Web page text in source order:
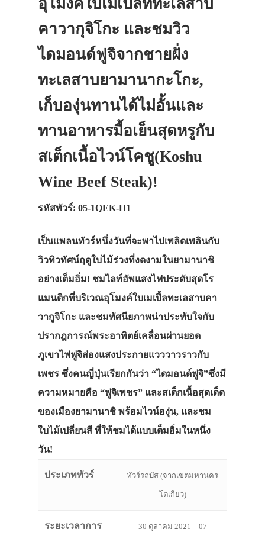
อุโมงค์ใบเมเปิ้ลที่ทะเลสาบ
คาวากุจิโกะ และชมวิว
ไดมอนด์ฟูจิจากชายฝั่ง
ทะเลสาบยามานากะโกะ,
เก็บองุ่นทานได้ไม่อั้นและ
ทานอาหารมื้อเย็นสุดหรูกับ
สเต็กเนื้อไวน์โคชู(Koshu
Wine Beef Steak)!
รหัสทัวร์: 05-1QEK-H1
เป็นแพลนทัวร์หนึ่งวันที่จะพาไปเพลิดเพลินกับ
วิวทิวทัศน์ฤดูใบไม้ร่วงที่งดงามในยามานาชิ
อย่างเต็มอิ่ม! ชมไลท์อัพแสงไฟประดับสุดโร
แมนติกที่บริเวณอุโมงค์ใบเมเปิ้ลทะเลสาบคา
วากูจิโกะ และชมทัศนียภาพน่าประทับใจกับ
ปรากฎการณ์พระอาทิตย์เคลื่อนผ่านยอด
ภูเขาไฟฟูจิส่องแสงประกายแวววาวราวกับ
เพชร ซึ่งคนญี่ปุ่นเรียกกันว่า “ไดมอนด์ฟูจิ”ซึ่งมี
ความหมายคือ “ฟูจิเพชร” และสเต็กเนื้อสุดเด็ด
ของเมืองยามานาชิ พร้อมไวน์องุ่น, และชม
ใบไม้เปลี่ยนสี ที่ให้ชมได้แบบเต็มอิ่มในหนึ่ง
วัน!
ประเภททัวร์ ทัวร์รถบัส (จากเขตมหานคร
โตเกียว)
ระยะเวลาการ
30 ตุลาคม 2021 – 07